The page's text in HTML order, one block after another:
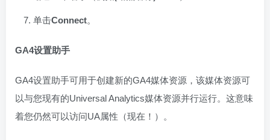
单击Connect。
GA4设置助手
GA4设置助手可用于创建新的GA4媒体资源，该媒体资源可
以与您现有的Universal Analytics媒体资源并行运行。这意味
着您仍然可以访问UA属性（现在！）。